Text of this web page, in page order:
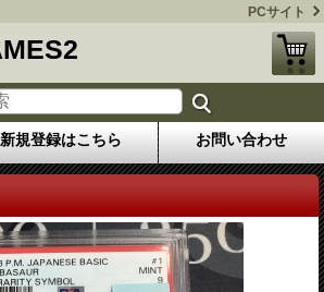
PCサイト
新規登録はこちら お問い合わせ